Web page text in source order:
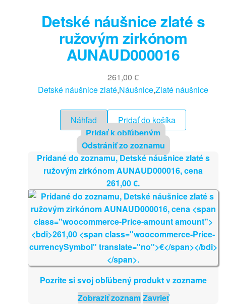
Detské náušnice zlaté s
ružovým zirkónom
AUNAUD000016
261,00 €
Detské náušnice zlaté,Náušnice,Zlaté náušnice
Náhľad
Pridať do košíka
Pridať k obľúbeným
Odstrániť zo zoznamu
Pridané do zoznamu, Detské náušnice zlaté s
ružovým zirkónom AUNAUD000016, cena
261,00€.
Pozrite si svoj obľúbený produkt v zozname
Zobraziť zoznamZavrieť